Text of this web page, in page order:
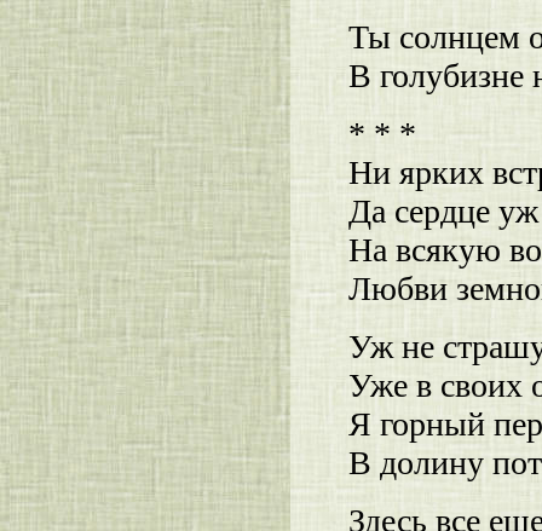
Ты солнцем
В голубизне
* * *
Ни ярких
Да сердце
На всякую
Любви
Уж не
Уже в своих
Я горный
В долину
Здесь все